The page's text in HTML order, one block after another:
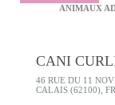
ANIMAUX
CANI
46 RUE DU 11
CALAIS (62100),